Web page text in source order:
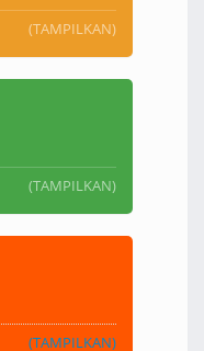
(TAMPILKAN)
(TAMPILKAN)
(TAMPILKAN)